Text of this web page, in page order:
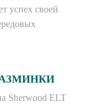
успех своей
Sherwood ELT